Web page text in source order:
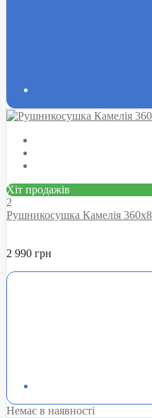
Хіт продажів
2
Рушникосушка Камелія
2 990 грн
Немає в наявності